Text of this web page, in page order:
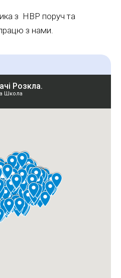
з НВР поруч та
з нами.